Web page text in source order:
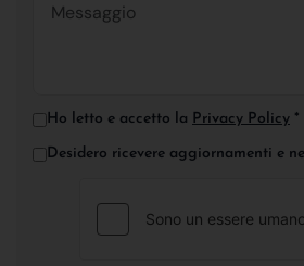
Ho letto e accetto la Privacy Policy *
Desidero ricevere aggiornamenti e